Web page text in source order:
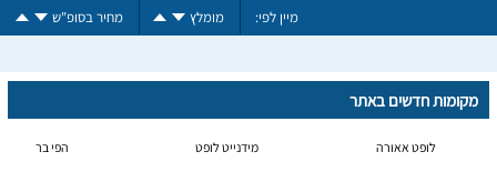
מיין לפי: מומלץ מחיר בסופ"ש
מקומות חדשים באתר
לופט אאורה מידנייט לופט הפי בר